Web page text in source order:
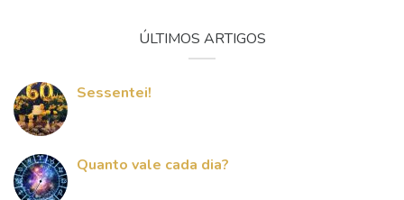
ÚLTIMOS ARTIGOS
Sessentei!
Quanto vale cada dia?